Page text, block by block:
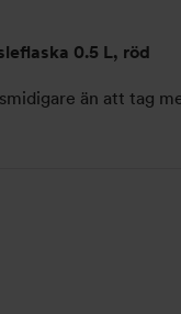
0.5 L, röd
än att tag